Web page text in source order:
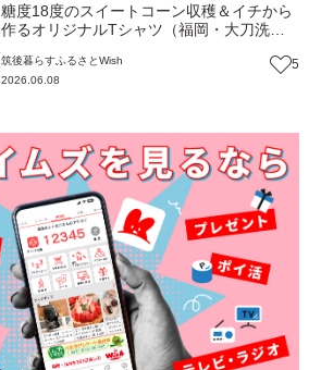
糖度18度のスイートコーン収穫＆イチから
作るオリジナルTシャツ（福岡・大刀洗
筑後暮らす ふるさとWish
2026.06.08
5